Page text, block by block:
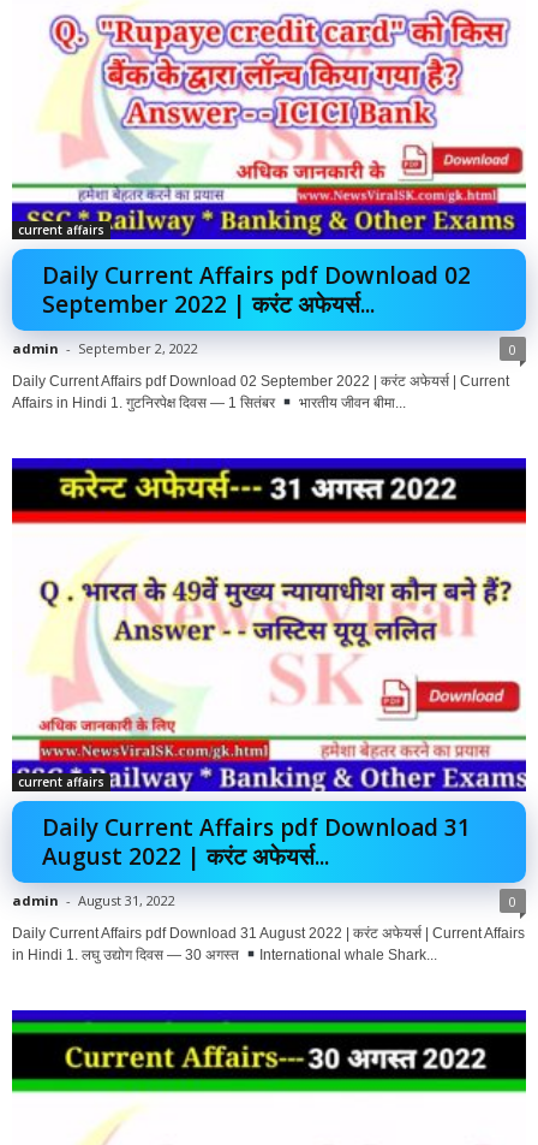
current affairs
Daily Current Affairs pdf Download 02
September 2022 | करंट अफेयर्स...
admin - September 2, 2022 0
Daily Current Affairs pdf Download 02 September 2022 | करंट अफेयर्स | Current
Affairs in Hindi 1. गुटनिरपेक्ष दिवस — 1 सितंबर
भारतीय जीवन बीमा...
current affairs
Daily Current Affairs pdf Download 31
August 2022 | करंट अफेयर्स...
admin - August 31, 2022 0
Daily Current Affairs pdf Download 31 August 2022 | करंट अफेयर्स | Current Affairs
in Hindi 1. लघु उद्योग दिवस — 30 अगस्त
International whale Shark...